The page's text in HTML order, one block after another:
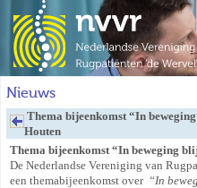
Nieuws
Thema bijeenkomst “In
Houten
Thema bijeenkomst“In beweging
De Nederlandse Vereniging van
een themabijeenkomst over “In